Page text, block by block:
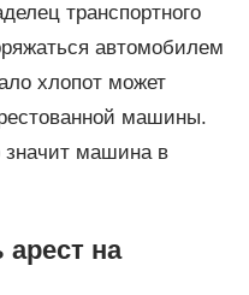
транспортного
автомобилем
хлопот может
машины.
значит машина в
арест на